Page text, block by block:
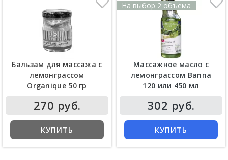
Бальзам для массажа с
лемонграссом
Organique 50 гр
270 руб.
КУПИТЬ
На выбор 2 объема
Массажное масло с
лемонграссом Banna
120 или 450 мл
302 руб.
КУПИТЬ